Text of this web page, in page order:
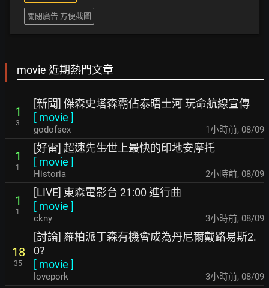
關閉廣告 方便截圖
movie 近期熱門文章
1
3
[新聞] 傑森史塔森霸佔泰晤士河 玩命航線宣傳
[ movie ]
godofsex 1小時前, 08/09
1
1
[好雷] 超速先生∕世上最快的印地安摩托
[ movie ]
Historia 2小時前, 08/09
1
1
[LIVE] 東森電影台 21:00 進行曲
[ movie ]
ckny 3小時前, 08/09
18
35
[討論] 羅柏派丁森有機會成為丹尼爾戴路易斯2.
0?
[ movie ]
lovepork 3小時前, 08/09